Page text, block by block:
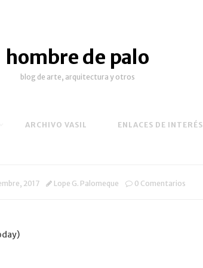
hombre de palo
blog de arte, arquitectura y otros
ARCHIVO VASIL ENLACES DE INTERÉS
2017 Lope G. Palomeque 0 Comentarios